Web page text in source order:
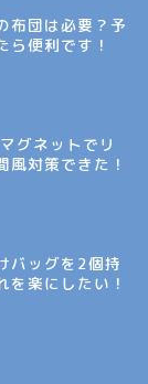
布団は必要？予
ら便利です！
グネットでリ
風対策できた！
バッグを2個持
を楽にしたい！